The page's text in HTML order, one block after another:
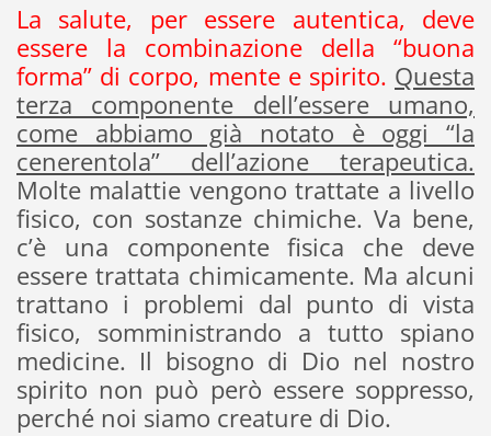
La salute, per essere autentica, deve
essere la combinazione della “buona
forma” di corpo, mente e spirito. Questa
terza componente dell’essere umano,
come abbiamo già notato è oggi “la
cenerentola” dell’azione terapeutica.
Molte malattie vengono trattate a livello
fisico, con sostanze chimiche. Va bene,
c’è una componente fisica che deve
essere trattata chimicamente. Ma alcuni
trattano i problemi dal punto di vista
fisico, somministrando a tutto spiano
medicine. Il bisogno di Dio nel nostro
spirito non può però essere soppresso,
perché noi siamo creature di Dio.